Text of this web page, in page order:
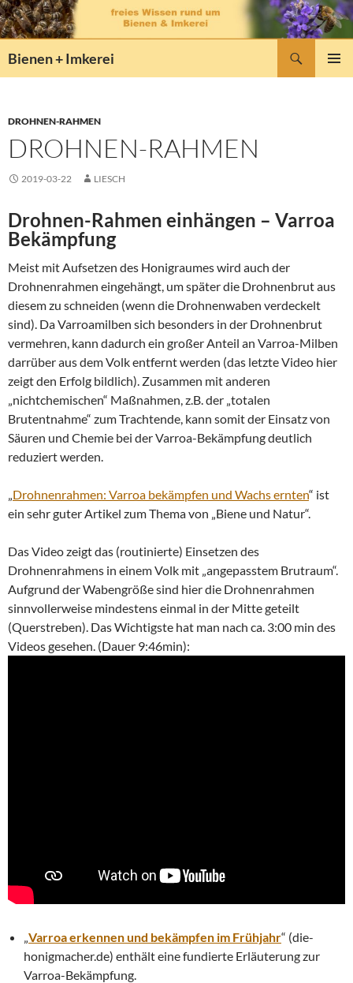
Zum
Inhalt
Bienen + Imkerei
DROHNEN-RAHMEN
DROHNEN-RAHMEN
2019-03-22 LIESCH
Drohnen-Rahmen einhängen – Varroa
Bekämpfung
Meist mit Aufsetzen des Honigraumes wird auch der
Drohnenrahmen eingehängt, um später die Drohnenbrut aus
diesem zu schneiden (wenn die Drohnenwaben verdeckelt
sind). Da Varroamilben sich besonders in der Drohnenbrut
vermehren, kann dadurch ein großer Anteil an Varroa-Milben
darrüber aus dem Volk entfernt werden (das letzte Video hier
zeigt den Erfolg bildlich). Zusammen mit anderen
„nichtchemischen“ Maßnahmen, z.B. der „totalen
Brutentnahme“ zum Trachtende, kann somit der Einsatz von
Säuren und Chemie bei der Varroa-Bekämpfung deutlich
reduziert werden.
Drohnenrahmen: Varroa bekämpfen und Wachs ernten“ ist
ein sehr guter Artikel zum Thema von „Biene und Natur“.
Das Video zeigt das (routinierte) Einsetzen des
Drohnenrahmens in einem Volk mit „angepasstem Brutraum“.
Aufgrund der Wabengröße sind hier die Drohnenrahmen
sinnvollerweise mindestens einmal in der Mitte geteilt
(Querstreben). Das Wichtigste hat man nach ca. 3:00 min des
Videos gesehen. (Dauer 9:46min):
Varroa erkennen und bekämpfen im Frühjahr“ (die-
honigmacher.de) enthält eine fundierte Erläuterung zur
Varroa-Bekämpfung.